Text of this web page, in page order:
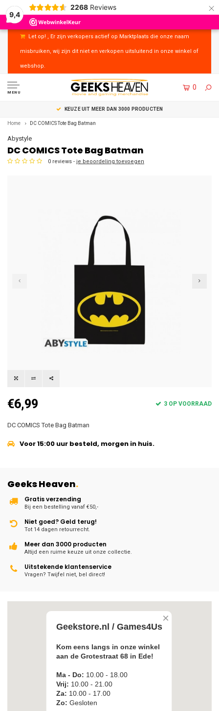
9,4
2268 Reviews ×
Let op! , Er zijn verkopers actief op Marktplaats die onze naam
misbruiken, wij zijn dit niet en verkopen uitsluitend in onze winkel of
webshop.
MENU
0
UITSTEKENDE KLANTENSERVICE
Home DC COMICS Tote Bag Batman
Abystyle
DC COMICS Tote Bag Batman
0 reviews - je beoordeling toevoegen
€6,99 3 OP VOORRAAD
DC COMICS Tote Bag Batman
Voor 15:00 uur besteld, morgen in huis.
Geeks Heaven.
Gratis verzending
Bij een bestelling vanaf €50,-
Niet goed? Geld terug!
Tot 14 dagen retourrecht.
Meer dan 3000 producten
Altijd een ruime keuze uit onze collectie.
Uitstekende klantenservice
Vragen? Twijfel niet, bel direct!